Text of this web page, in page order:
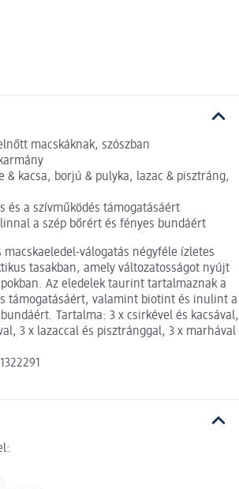
macskáknak, szószban
& kacsa, borjú & pulyka, lazac & pisztráng,
és a szívműködés támogatásáért
a szép bőrért és fényes bundáért
macskaeledel-válogatás négyféle ízletes
tasakban, amely változatosságot nyújt
Az eledelek taurint tartalmaznak a
támogatásáért, valamint biotint és inulint a
Tartalma: 3 x csirkével és kacsával,
3 x lazaccal és pisztránggal, 3 x marhával